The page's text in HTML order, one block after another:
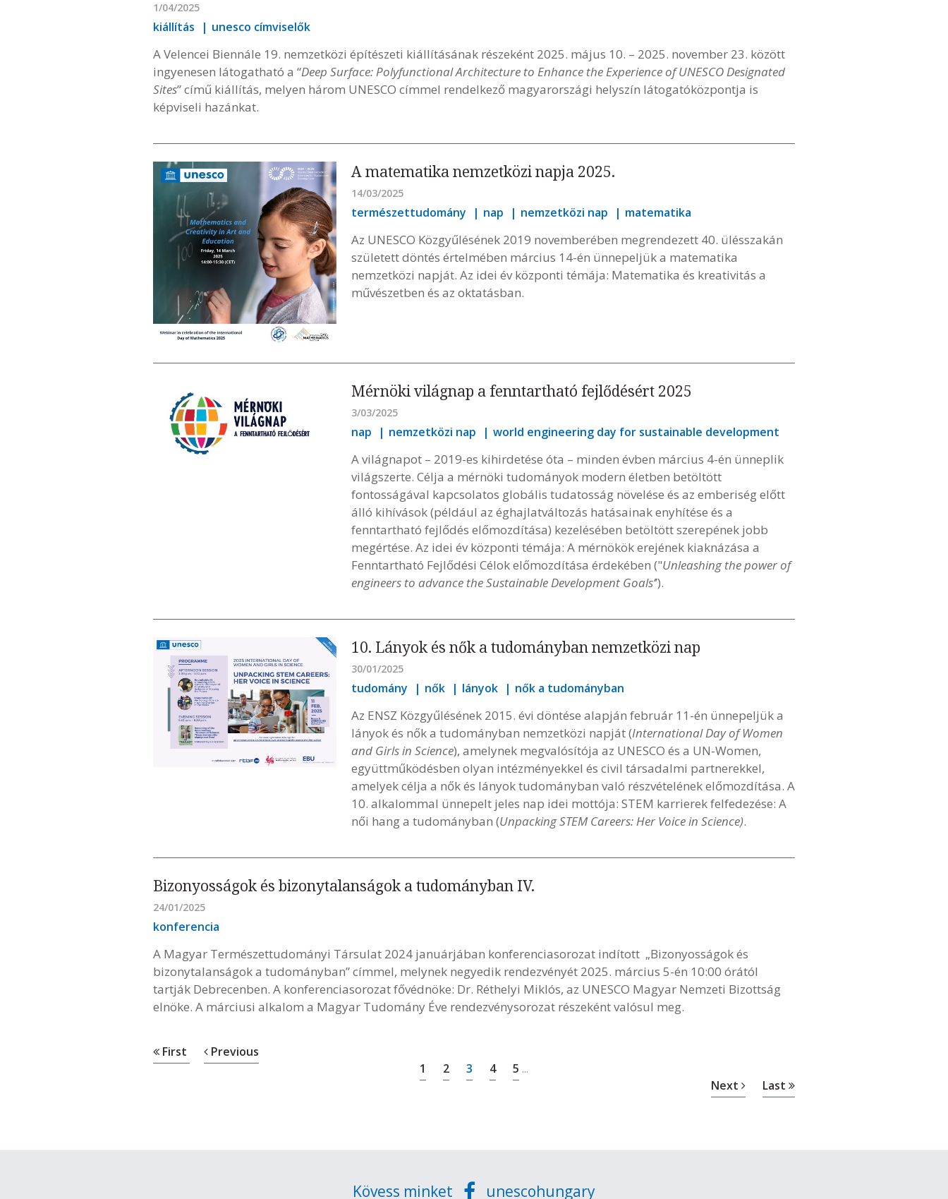
1/04/2025
kiállítás unesco címviselők
A Velencei Biennále 19. nemzetközi építészeti kiállításának részeként 2025. május 10. – 2025. november 23. között
ingyenesen látogatható a “Deep Surface: Polyfunctional Architecture to Enhance the Experience of UNESCO Designated
Sites” című kiállítás, melyen három UNESCO címmel rendelkező magyarországi helyszín látogatóközpontja is
képviseli hazánkat.
A matematika nemzetközi napja 2025.
14/03/2025
természettudomány nap nemzetközi nap matematika
Az UNESCO Közgyűlésének 2019 novemberében megrendezett 40. ülésszakán
született döntés értelmében március 14-én ünnepeljük a matematika
nemzetközi napját. Az idei év központi témája: Matematika és kreativitás a
művészetben és az oktatásban.
Mérnöki világnap a fenntartható fejlődésért 2025
3/03/2025
nap nemzetközi nap world engineering day for sustainable development
A világnapot – 2019-es kihirdetése óta – minden évben március 4-én ünneplik
világszerte. Célja a mérnöki tudományok modern életben betöltött
fontosságával kapcsolatos globális tudatosság növelése és az emberiség előtt
álló kihívások (például az éghajlatváltozás hatásainak enyhítése és a
fenntartható fejlődés előmozdítása) kezelésében betöltött szerepének jobb
megértése. Az idei év központi témája: A mérnökök erejének kiaknázása a
Fenntartható Fejlődési Célok előmozdítása érdekében ("Unleashing the power of
engineers to advance the Sustainable Development Goals’’).
10. Lányok és nők a tudományban nemzetközi nap
30/01/2025
tudomány nők lányok nők a tudományban
Az ENSZ Közgyűlésének 2015. évi döntése alapján február 11-én ünnepeljük a
lányok és nők a tudományban nemzetközi napját (International Day of Women
and Girls in Science), amelynek megvalósítója az UNESCO és a UN-Women,
együttműködésben olyan intézményekkel és civil társadalmi partnerekkel,
amelyek célja a nők és lányok tudományban való részvételének előmozdítása. A
10. alkalommal ünnepelt jeles nap idei mottója: STEM karrierek felfedezése: A
női hang a tudományban (Unpacking STEM Careers: Her Voice in Science).
Bizonyosságok és bizonytalanságok a tudományban IV.
24/01/2025
konferencia
A Magyar Természettudományi Társulat 2024 januárjában konferenciasorozat indított „Bizonyosságok és
bizonytalanságok a tudományban” címmel, melynek negyedik rendezvényét 2025. március 5-én 10:00 órától
tartják Debrecenben. A konferenciasorozat fővédnöke: Dr. Réthelyi Miklós, az UNESCO Magyar Nemzeti Bizottság
elnöke. A márciusi alkalom a Magyar Tudomány Éve rendezvénysorozat részeként valósul meg.
First
Previous
1
2 3 4 5 ...
Next Last
Kövess minket unescohungary